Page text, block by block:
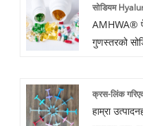
गरिन्छ।
लोचदार
सोडियम
AMHWA®
गुणस्तरको
क्रस-लिंक
हाम्रा